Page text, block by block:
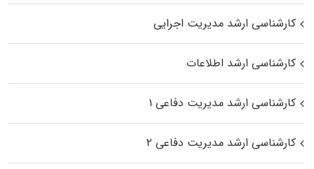
کارشناسی ارشد مدیریت اجرایی
کارشناسی ارشد اطلاعات
کارشناسی ارشد مدیریت دفاعی ۱
کارشناسی ارشد مدیریت دفاعی ۲